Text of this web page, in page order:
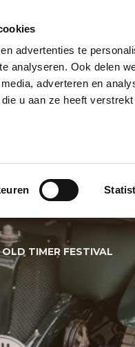
advertenties te
analyseren. Ook delen
adverteren en
u aan ze heeft
HELIUM BALLONNEN
BALLONNEN
TIMER
TIMER FESTIVAL